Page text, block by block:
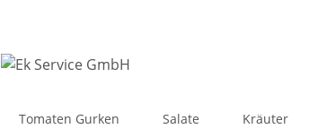
Tomaten Gurken Salate Kräuter